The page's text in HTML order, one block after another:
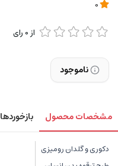
از0 رای
ناموجود
مشخصات محصول بازخوردها
دکوری و گلدان رومیزی